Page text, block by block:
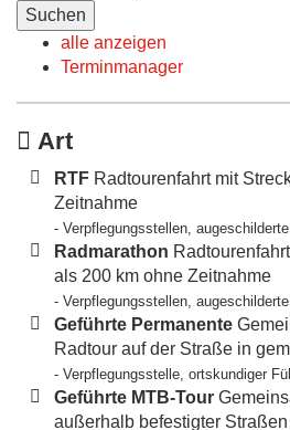
alle anzeigen
Terminmanager
Art
RTF Radtourenfahrt mit
Zeitnahme
- Verpflegungsstellen,
Radmarathon
als 200 km ohne Zeitnahme
- Verpflegungsstellen,
Geführte Permanente
Radtour auf der Straße in
- Verpflegungsstelle, ortskundiger
Geführte MTB-Tour
außerhalb befestigter Straßen